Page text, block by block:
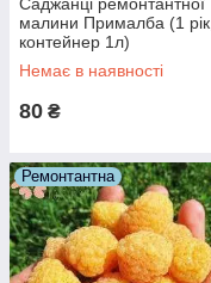
малини Прималба (1 рік,
контейнер 1л)
Немає в наявності
80 ₴
Ремонтантна